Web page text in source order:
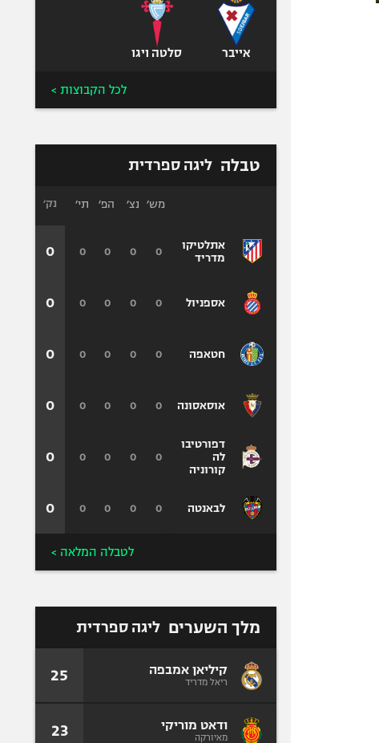
אייבר סלטה ויגו
לכל הקבוצות >
טבלה ליגה ספרדית
אתלטיקו
מדריד
אספניול
חטאפה
אוסאסונה
דפורטיבו
לה
קורוניה
לבאנטה
מש׳ נצ׳ הפ׳ תי׳
0
0
0
0
0
0
0
0
0
0
0
0
0
0
0
0
0
0
0
0
0
0
0
0
נק׳
0
0
0
0
0
0
לטבלה המלאה >
מלך השערים ליגה ספרדית
קיליאן אמבפה
ריאל מדריד 25
ודאט מוריקי
מאיורקה 23